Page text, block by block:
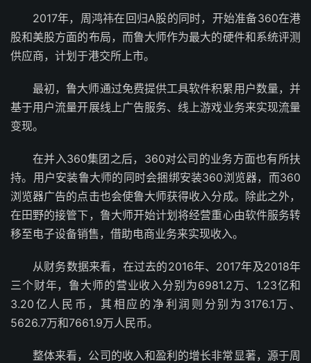
2017年，周鸿祎在回归A股的同时，开始准备360在港
股和美股方面的布局，而鲁大师作为最大的硬件和系统评测
供应商，计划于港交所上市。
最初，鲁大师通过免费提供工具软件积累用户数量，并
基于用户流量开展线上广告服务、线上游戏业务来实现流量
变现。
在并入360集团之后，360对公司的业务方面也有所扶
持。用户安装鲁大师的同时会捆绑安装360浏览器，而360
浏览器广告的点击也会使鲁大师获得收入分成。除此之外，
在田野的接管下，鲁大师开始计划将经营重心由软件服务转
移至电子设备销售，借助电商业务来实现收入。
从财务数据来看，在过去的2016年、2017年及2018年
三个财年，鲁大师的营业收入分别为6981.2万、1.23亿和
3.20亿人民币，其相应的净利润则分别为3176.1万、
5626.7万和7661.9万人民币。
整体来看，公司的收入和盈利的增长非常显著，源于周